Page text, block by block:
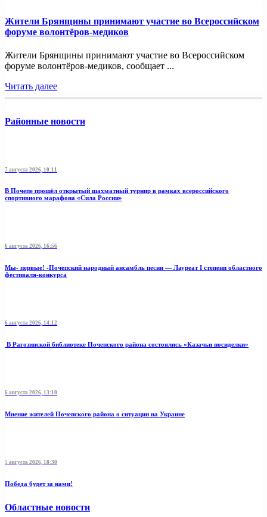
Жители Брянщины принимают участие во Всероссийском
форуме волонтёров-медиков
Жители Брянщины принимают участие во Всероссийском
форуме волонтёров-медиков, сообщает ...
Читать далее
Районные новости
7 августа 2026, 10:11
В Почепе прошёл открытый шахматный турнир в рамках всероссийского
спортивного марафона «Сила России»
6 августа 2026, 16:56
Мы- первые! -Почепский народный ансамбль песни — Лауреат I степени областного
фестиваля-конкурса
6 августа 2026, 14:12
В Рагозинской библиотеке Почепского района состоялись «Казачьи посиделки»
6 августа 2026, 13:10
Мнение жителей Почепского района о ситуации на Украине
5 августа 2026, 18:30
Победа будет за нами!
Областные новости